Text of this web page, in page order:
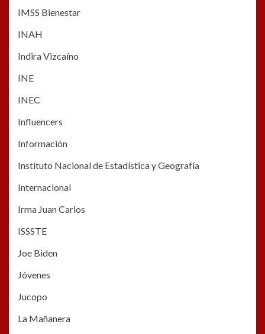
IMSS Bienestar
INAH
Indira Vizcaíno
INE
INEC
Influencers
Información
Instituto Nacional de Estadística y Geografía
Internacional
Irma Juan Carlos
ISSSTE
Joe Biden
Jóvenes
Jucopo
La Mañanera